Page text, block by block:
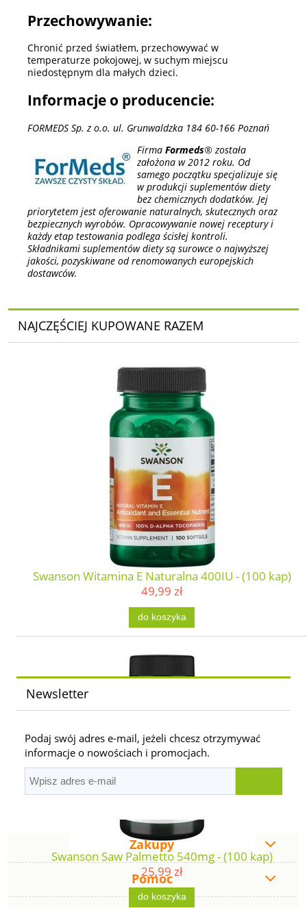
Przechowywanie:
Chronić przed światłem, przechowywać w
temperaturze pokojowej, w suchym miejscu
niedostępnym dla małych dzieci.
Informacje o producencie:
FORMEDS Sp. z o.o. ul. Grunwaldzka 184 60-166 Poznań
Firma Formeds® została
założona w 2012 roku. Od
samego początku specjalizuje się
w produkcji suplementów diety
bez chemicznych dodatków. Jej
priorytetem jest oferowanie naturalnych, skutecznych oraz
bezpiecznych wyrobów. Opracowywanie nowej receptury i
każdy etap testowania podlega ścisłej kontroli.
Składnikami suplementów diety są surowce o najwyższej
jakości, pozyskiwane od renomowanych europejskich
dostawców.
NAJCZĘŚCIEJ KUPOWANE RAZEM
Swanson Witamina E Naturalna 400IU - (100 kap)
49,99 zł
do koszyka
Swanson Saw Palmetto 540mg - (100 kap)
25,99 zł
do koszyka
Newsletter
Podaj swój adres e-mail, jeżeli chcesz otrzymywać
informacje o nowościach i promocjach.
Zakupy
Pomoc